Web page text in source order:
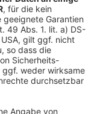
– führend
für Studierende
zwischen
unter anderem
sind Landes-